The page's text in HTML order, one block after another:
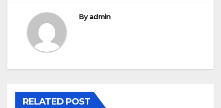
Byadmin
RELATED POST